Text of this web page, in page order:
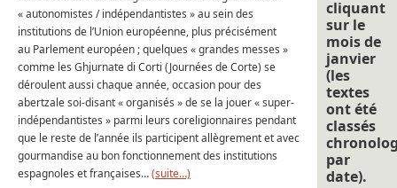
« autonomistes / indépendantistes » au sein des
institutions de l’Union européenne, plus précisément
au Parlement européen ; quelques « grandes messes »
comme les Ghjurnate di Corti (Journées de Corte) se
déroulent aussi chaque année, occasion pour des
abertzale soi-disant « organisés » de se la jouer « super-
indépendantistes » parmi leurs coreligionnaires pendant
que le reste de l’année ils participent allègrement et avec
gourmandise au bon fonctionnement des institutions
espagnoles et françaises…(suite…)
cliquant
sur le
mois de
janvier
(les
textes
ont été
classés
par
date).